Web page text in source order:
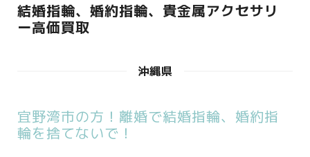
結婚指輪、婚約指輪、貴金属アクセサリ
ー高価買取
沖縄県
宜野湾市の方！離婚で結婚指輪、婚約指
輪を捨てないで！